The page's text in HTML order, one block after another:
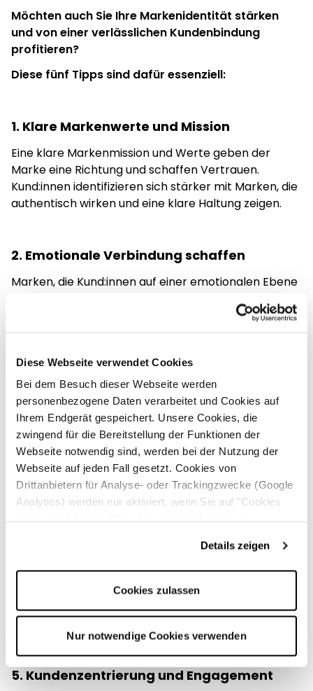
Diese Webseite verwendet Cookies
Bei dem Besuch dieser Webseite werden
personenbezogene Daten verarbeitet und Cookies auf
Ihrem Endgerät gespeichert. Unsere Cookies, die
zwingend für die Bereitstellung der Funktionen der
Webseite notwendig sind, werden bei der Nutzung der
Webseite auf jeden Fall gesetzt. Cookies von
Drittanbietern für Analyse- oder Trackingzwecke (Google
Analytics) werden nur aktiviert, wenn Sie auf "Cookies
Datenschutzerklärung—
Impressum.
Details zeigen
Cookies zulassen
Nur notwendige Cookies verwenden
Möchten auch Sie Ihre Markenidentität stärken
und von einer verlässlichen Kundenbindung
profitieren?
Diese fünf Tipps sind dafür essenziell:
1. Klare Markenwerte und Mission
Eine klare Markenmission und Werte geben der
Marke eine Richtung und schaffen Vertrauen.
Kund:innen identifizieren sich stärker mit Marken, die
authentisch wirken und eine klare Haltung zeigen.
2. Emotionale Verbindung schaffen
Marken, die Kund:innen auf einer emotionalen Ebene
Kund:innen sich durch Geschichten oder Werte
3. Konsistentes Branding
Ein einheitliches Erscheinungsbild sorgt für
Wiedererkennung und Vertrauen. Durch
gleichbleibende Logos, Farben und Botschaften
bleiben Marken im Gedächtnis und wirken
zuverlässig.
4. Innovationen und Produktqualität
Innovation ist entscheidend, um relevant zu bleiben.
Kund:innen kehren zu Marken zurück, die qualitativ
hochwertige Produkte bieten und immer wieder
neue, aufregende Angebote auf den Markt bringen.
5. Kundenzentrierung und Engagement